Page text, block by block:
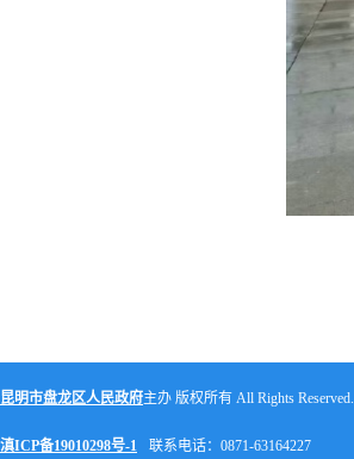
昆明市盘龙区人民政府主办 版权所有 All Rights Reserved.
滇ICP备19010298号-1 联系电话：0871-63164227